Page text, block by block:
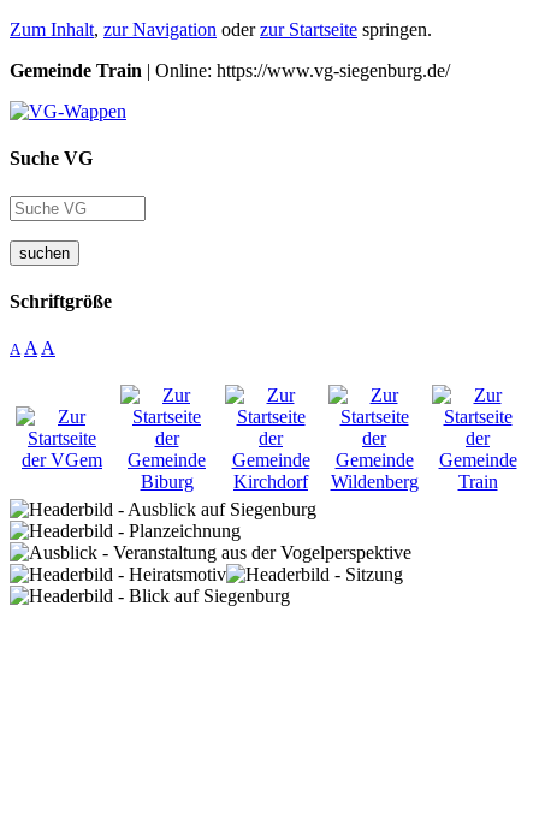
Zum Inhalt, zur Navigation oderzur Startseite springen.
Gemeinde Train | Online: https://www.vg-siegenburg.de/
Suche VG
suchen
Schriftgröße
A A A